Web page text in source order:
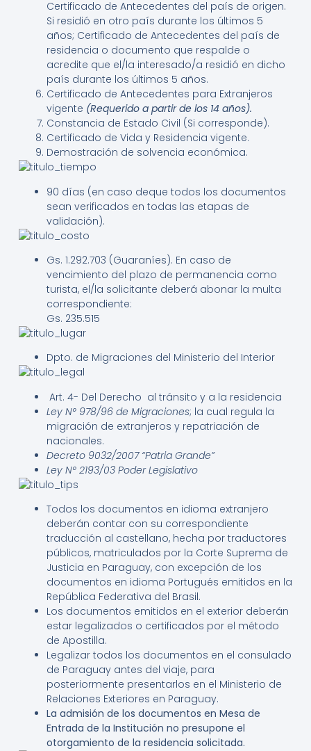
Certificado de Antecedentes del país de origen.
Si residió en otro país durante los últimos 5
años; Certificado de Antecedentes del país de
residencia o documento que respalde o
acredite que el/la interesado/a residió en dicho
país durante los últimos 5 años.
Certificado de Antecedentes para Extranjeros
vigente (Requerido a partir de los 14 años).
Constancia de Estado Civil (Si corresponde).
Certificado de Vida y Residencia vigente.
Demostración de solvencia económica.
90 días (en caso deque todos los documentos
sean verificados en todas las etapas de
validación).
Gs. 1.292.703 (Guaraníes). En caso de
vencimiento del plazo de permanencia como
turista, el/la solicitante deberá abonar la multa
correspondiente:
Gs. 235.515
Dpto. de Migraciones del Ministerio del Interior
Art. 4- Del Derecho al tránsito y a la residencia
Ley N° 978/96 de Migraciones; la cual regula la
migración de extranjeros y repatriación de
nacionales.
Decreto 9032/2007 “Patria Grande”
Ley N° 2193/03 Poder Legislativo
Todos los documentos en idioma extranjero
deberán contar con su correspondiente
traducción al castellano, hecha por traductores
públicos, matriculados por la Corte Suprema de
Justicia en Paraguay, con excepción de los
documentos en idioma Portugués emitidos en la
República Federativa del Brasil.
Los documentos emitidos en el exterior deberán
estar legalizados o certificados por el método
de Apostilla.
Legalizar todos los documentos en el consulado
de Paraguay antes del viaje, para
posteriormente presentarlos en el Ministerio de
Relaciones Exteriores en Paraguay.
La admisión de los documentos en Mesa de
Entrada de la Institución no presupone el
otorgamiento de la residencia solicitada.